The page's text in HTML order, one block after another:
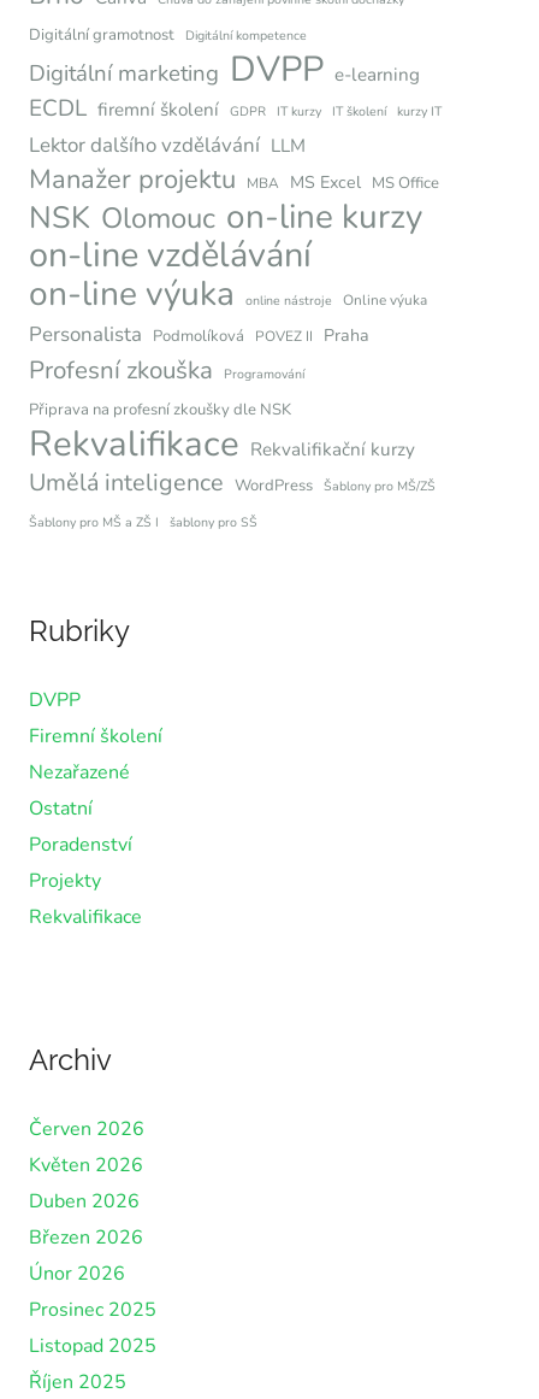
Digitální gramotnost Digitální kompetence
Digitální marketing DVPP e-learning
ECDL firemní školení GDPR IT kurzy IT školení kurzy IT
Lektor dalšího vzdělávání LLM
Manažer projektu MBA MS Excel MS Office
NSK Olomouc on-line kurzy
on-line vzdělávání
on-line výuka online nástroje Online výuka
Personalista Podmolíková POVEZ II Praha
Profesní zkouška Programování
Připrava na profesní zkoušky dle NSK
Rekvalifikace Rekvalifikační kurzy
Umělá inteligence WordPress Šablony pro MŠ/ZŠ
Šablony pro MŠ a ZŠ I
šablony pro SŠ
Rubriky
DVPP
Firemní školení
Nezařazené
Ostatní
Poradenství
Projekty
Rekvalifikace
Archiv
Červen 2026
Květen 2026
Duben 2026
Březen 2026
Únor 2026
Prosinec 2025
Listopad 2025
Říjen 2025